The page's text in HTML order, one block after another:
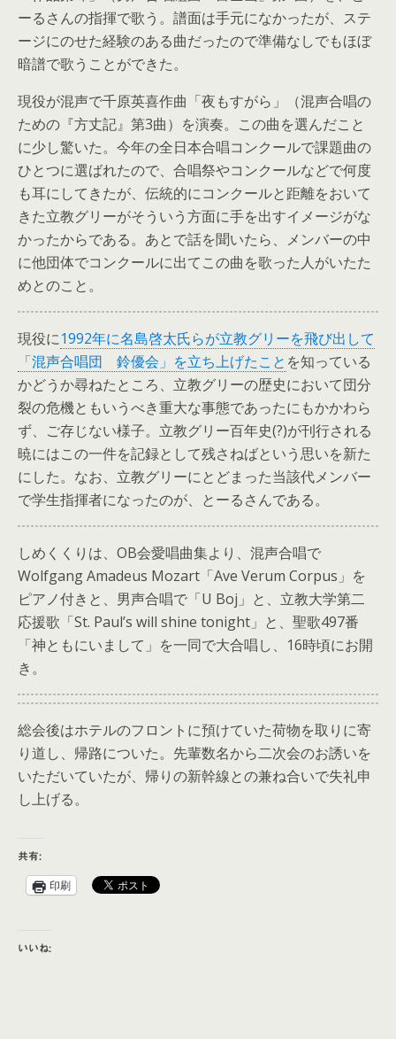
ーるさんの指揮で歌う。譜面は手元になかったが、ステ
ージにのせた経験のある曲だったので準備なしでもほぼ
暗譜で歌うことができた。
現役が混声で千原英喜作曲「夜もすがら」（混声合唱の
ための『方丈記』第3曲）を演奏。この曲を選んだこと
に少し驚いた。今年の全日本合唱コンクールで課題曲の
ひとつに選ばれたので、合唱祭やコンクールなどで何度
も耳にしてきたが、伝統的にコンクールと距離をおいて
きた立教グリーがそういう方面に手を出すイメージがな
かったからである。あとで話を聞いたら、メンバーの中
に他団体でコンクールに出てこの曲を歌った人がいたた
めとのこと。
現役に1992年に名島啓太氏らが立教グリーを飛び出して
「混声合唱団 鈴優会」を立ち上げたこと を知っている
かどうか尋ねたところ、立教グリーの歴史において団分
裂の危機ともいうべき重大な事態であったにもかかわら
ず、ご存じない様子。立教グリー百年史(?)が刊行される
暁にはこの一件を記録として残さねばという思いを新た
にした。なお、立教グリーにとどまった当該代メンバー
で学生指揮者になったのが、とーるさんである。
しめくくりは、OB会愛唱曲集より、混声合唱で
Wolfgang Amadeus Mozart「Ave Verum Corpus」を
ピアノ付きと、男声合唱で「U Boj」と、立教大学第二
応援歌「St. Paul’s will shine tonight」と、聖歌497番
「神ともにいまして」を一同で大合唱し、16時頃にお開
き。
総会後はホテルのフロントに預けていた荷物を取りに寄
り道し、帰路についた。先輩数名から二次会のお誘いを
いただいていたが、帰りの新幹線との兼ね合いで失礼申
し上げる。
共有:
印刷
いいね: